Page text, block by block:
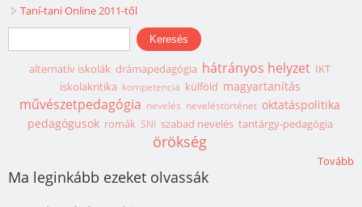
Taní-tani Online 2011-től
Keresés űrlap
Keresés
alternatív iskolák drámapedagógia hátrányos helyzet IKT
iskolakritika kompetencia külföld magyartanítás
művészetpedagógia nevelés neveléstörténet oktatáspolitika
pedagógusok romák SNI szabad nevelés tantárgy-pedagógia
örökség
Tovább
Ma leginkább ezeket olvassák